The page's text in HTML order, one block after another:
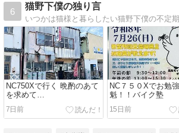
6
猫野下僕の独り言
NC750Xで行く 晩酌のあて
を求めて…
7日前
NC７５０Xでお勉強
魁！！バイク塾
15日前